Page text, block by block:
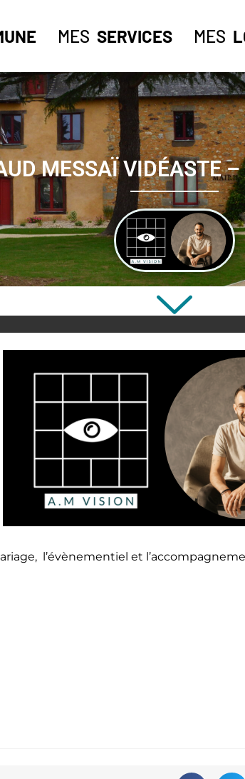
MES SERVICES MES
MESSAÏ VIDÉASTE
l’évènementiel et